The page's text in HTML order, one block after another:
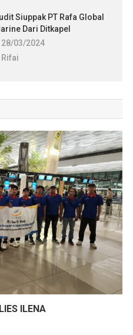
Siuppak PT Rafa Global
Dari Ditkapel
28/03/2024
Rifai
ILENA